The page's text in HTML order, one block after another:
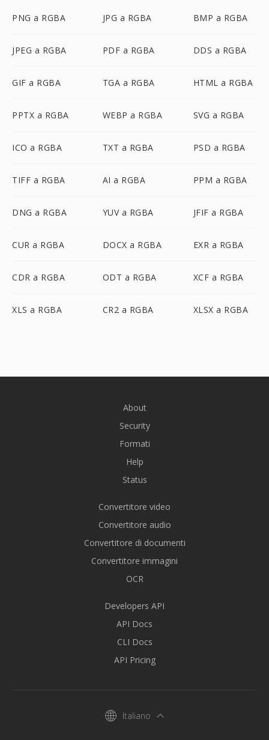
PNG a RGBA JPG a RGBA BMP a RGBA
JPEG a RGBA PDF a RGBA DDS a RGBA
GIF a RGBA TGA a RGBA HTML a RGBA
PPTX a RGBA WEBP a RGBA SVG a RGBA
ICO a RGBA TXT a RGBA PSD a RGBA
TIFF a RGBA AI a RGBA PPM a RGBA
DNG a RGBA YUV a RGBA JFIF a RGBA
CUR a RGBA DOCX a RGBA EXR a RGBA
CDR a RGBA ODT a RGBA XCF a RGBA
XLS a RGBA CR2 a RGBA XLSX a RGBA
About
Security
Formati
Help
Status
Convertitore video
Convertitore audio
Convertitore di documenti
Convertitore immagini
OCR
Developers API
API Docs
CLI Docs
API Pricing
Italiano